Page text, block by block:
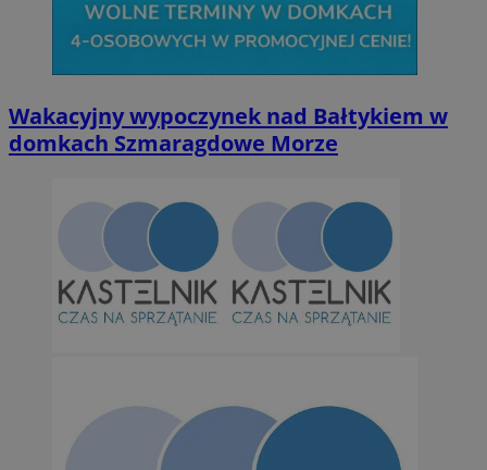
Wakacyjny wypoczynek nad Bałtykiem w
domkach Szmaragdowe Morze
Niesklasyfikowane
Niezbędne Wydajność Targetowanie
Niezbędne pliki cookie umożliwiają korzystanie z podstawowych
takich jak logowanie użytkownika i zarządzanie kontem. Bez
można prawidłowo korzystać ze strony internetowej.
Nazwa
Provider
Domena
QeSessID orzesze.com.pl